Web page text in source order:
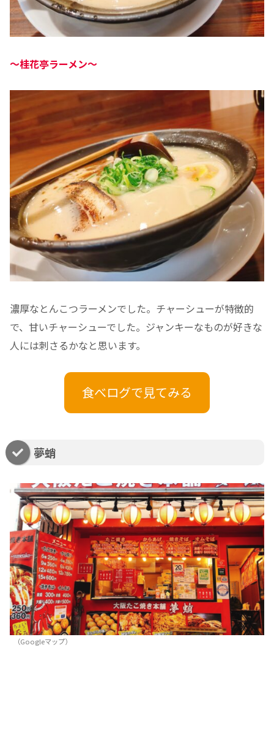
～桂花亭ラーメン～
濃厚なとんこつラーメンでした。チャーシューが特徴的
で、甘いチャーシューでした。ジャンキーなものが好きな
人には刺さるかなと思います。
食べログで見てみる
夢蛸
（Googleマップ）